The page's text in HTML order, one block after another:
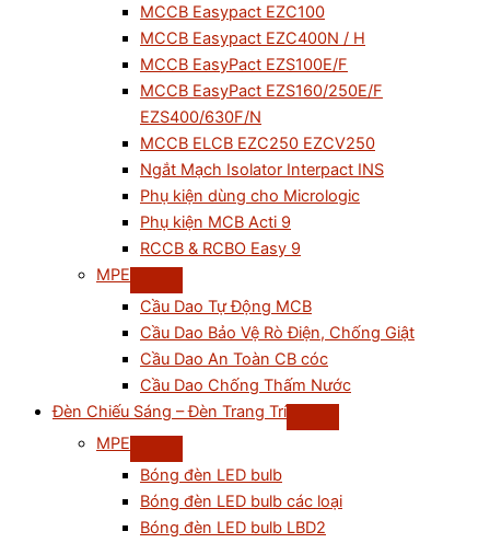
MCCB Easypact EZC100
MCCB Easypact EZC400N / H
MCCB EasyPact EZS100E/F
MCCB EasyPact EZS160/250E/F
EZS400/630F/N
MCCB ELCB EZC250 EZCV250
Ngắt Mạch Isolator Interpact INS
Phụ kiện dùng cho Micrologic
Phụ kiện MCB Acti 9
RCCB & RCBO Easy 9
MPE
Cầu Dao Tự Động MCB
Cầu Dao Bảo Vệ Rò Điện, Chống Giật
Cầu Dao An Toàn CB cóc
Cầu Dao Chống Thấm Nước
Đèn Chiếu Sáng – Đèn Trang Trí
MPE
Bóng đèn LED bulb
Bóng đèn LED bulb các loại
Bóng đèn LED bulb LBD2